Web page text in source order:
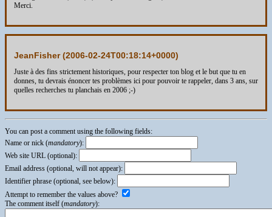
Merci.
JeanFisher (2006-02-24T00:18:14+0000)
Juste à des fins strictement historiques, pour respecter ton blog et le but que tu en
donnes, tu devrais énoncer tes problèmes ici pour pouvoir te rappeler, dans 3 ans, sur
quelles recherches tu planchais en 2006 ;-)
You can post a comment using the following fields:
Name or nick (mandatory):
Web site URL (optional):
Email address (optional, will not appear):
Identifier phrase (optional, see below):
Attempt to remember the values above?
The comment itself (mandatory):